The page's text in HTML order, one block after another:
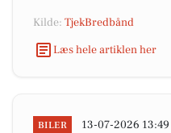
Kilde: TjekBredbånd
Læs hele artiklen her
BILER 13-07-2026 13:49